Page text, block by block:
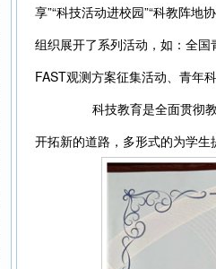
享”“科技活动进校园”“科教阵地
组织展开了系列活动，如：全
FAST观测方案征集活动、青年
科技教育是全面贯彻教
开拓新的道路，多形式的为学